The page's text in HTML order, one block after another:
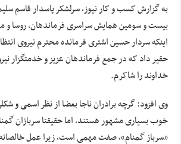
به گزارش کسب و کار نیوز، سرلشکر پاسدار قاسم
بیست و سومین همایش سراسری فرماندهان، روسا و
اینکه سردار حسین اشتری فرمانده محترم نیروی
حقیر داد که در جمع فرماندهان عزیز و خدمتگزار
خداوند را شاکرم.
وی افزود: گرچه برادران ناجا بعضا از نظر اسمی و
خوب بسیاری مشهور هستند، اما حقیقتا سربازان
«سرباز گمنام»، صفت مهمی است، زیرا عمل